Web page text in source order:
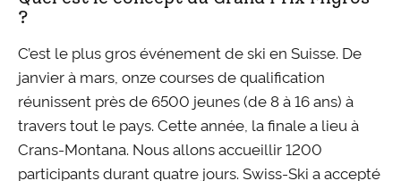
?
C’est le plus gros événement de ski en Suisse. De
janvier à mars, onze courses de qualification
réunissent près de 6500 jeunes (de 8 à 16 ans) à
travers tout le pays. Cette année, la finale a lieu à
Crans-Montana. Nous allons accueillir 1200
participants durant quatre jours. Swiss-Ski a accepté